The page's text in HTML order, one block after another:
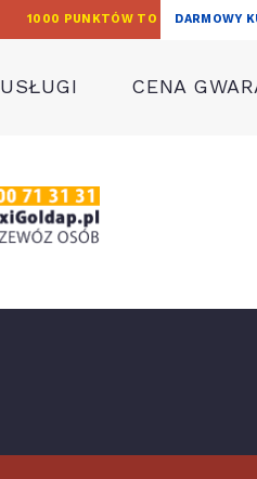
1000 PUNKTÓW TO DARMOWY
USŁUGI CENA